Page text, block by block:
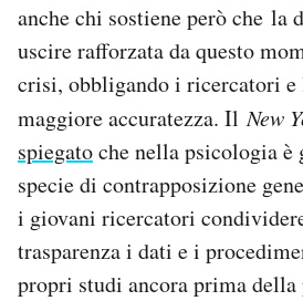
anche chi sostiene però che la
uscire rafforzata da questo
crisi, obbligando i ricercatori e
maggiore accuratezza. IlNew
spiegatoche nella psicologia è
specie di contrapposizione
i giovani ricercatori
trasparenza i dati e i
propri studi ancora prima